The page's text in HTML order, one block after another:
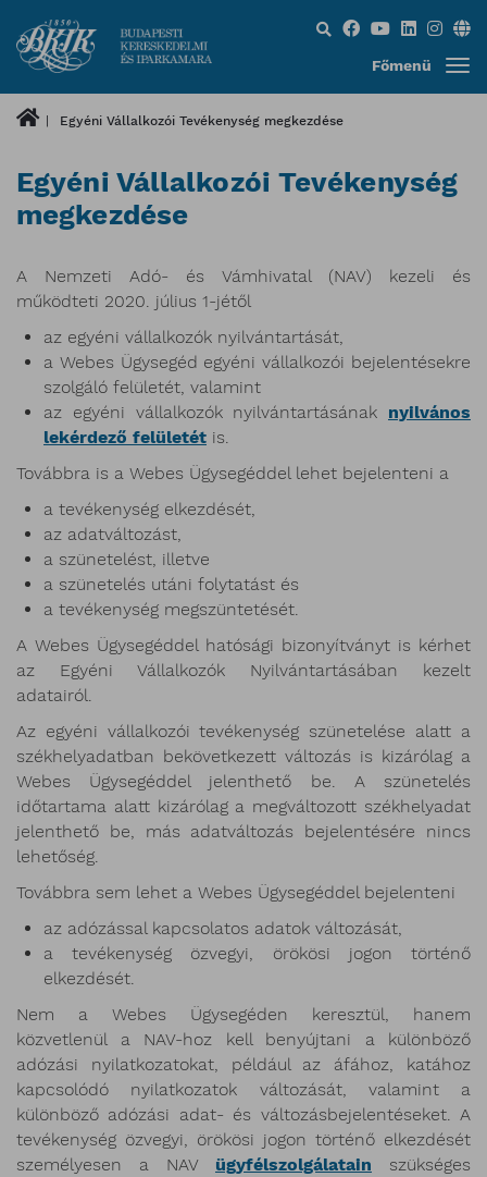
Keresés...
Főmenü
Egyéni Vállalkozói Tevékenység megkezdése
Egyéni Vállalkozói Tevékenység
megkezdése
A Nemzeti Adó- és Vámhivatal (NAV) kezeli és
működteti 2020. július 1-jétől
az egyéni vállalkozók nyilvántartását,
a Webes Ügysegéd egyéni vállalkozói bejelentésekre
szolgáló felületét, valamint
az egyéni vállalkozók nyilvántartásának nyilvános
lekérdező felületét is.
Továbbra is a Webes Ügysegéddel lehet bejelenteni a
a tevékenység elkezdését,
az adatváltozást,
a szünetelést, illetve
a szünetelés utáni folytatást és
a tevékenység megszüntetését.
A Webes Ügysegéddel hatósági bizonyítványt is kérhet
az Egyéni Vállalkozók Nyilvántartásában kezelt
adatairól.
Az egyéni vállalkozói tevékenység szünetelése alatt a
székhelyadatban bekövetkezett változás is kizárólag a
Webes Ügysegéddel jelenthető be. A szünetelés
időtartama alatt kizárólag a megváltozott székhelyadat
jelenthető be, más adatváltozás bejelentésére nincs
lehetőség.
Továbbra sem lehet a Webes Ügysegéddel bejelenteni
az adózással kapcsolatos adatok változását,
a tevékenység özvegyi, örökösi jogon történő
elkezdését.
Nem a Webes Ügysegéden keresztül, hanem
közvetlenül a NAV-hoz kell benyújtani a különböző
adózási nyilatkozatokat, például az áfához, katához
kapcsolódó nyilatkozatok változását, valamint a
különböző adózási adat- és változásbejelentéseket. A
tevékenység özvegyi, örökösi jogon történő elkezdését
személyesen a NAV ügyfélszolgálatain szükséges